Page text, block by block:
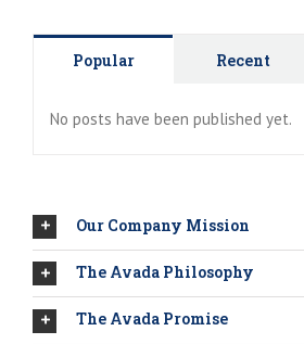
Popular Recent
No posts have been published yet.
Our Company Mission
The Avada Philosophy
The Avada Promise